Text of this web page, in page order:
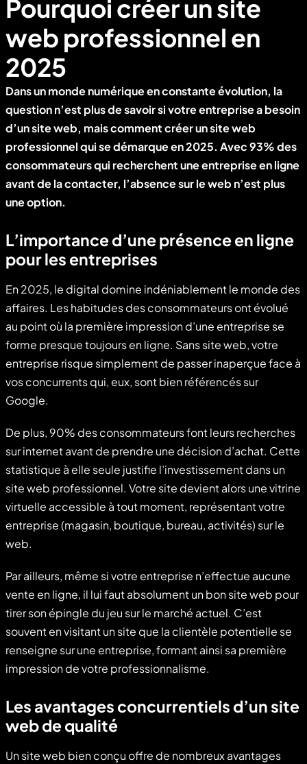
Pourquoi créer un site
web professionnel en
2025
Dans un monde numérique en constante évolution, la
question n’est plus de savoirsivotre entreprise a besoin
d’un site web, maiscommentcréer un site web
professionnel qui se démarque en 2025. Avec 93% des
consommateurs qui recherchent une entreprise en ligne
avant de la contacter, l’absence sur le web n’est plus
une option.
L’importance d’une présence en ligne
pour les entreprises
En 2025, le digital domine indéniablement le monde des
affaires. Les habitudes des consommateurs ont évolué
au point où la première impression d’une entreprise se
forme presque toujours en ligne. Sans site web, votre
entreprise risque simplement de passer inaperçue face à
vos concurrents qui, eux, sont bien référencés sur
Google.
De plus, 90% des consommateurs font leurs recherches
sur internet avant de prendre une décision d’achat. Cette
statistique à elle seule justifie l’investissement dans un
site web professionnel. Votre site devient alors une vitrine
virtuelle accessible à tout moment, représentant votre
entreprise (magasin, boutique, bureau, activités) sur le
web.
Par ailleurs, même si votre entreprise n’effectue aucune
vente en ligne, il lui faut absolument un bon site web pour
tirer son épingle du jeu sur le marché actuel. C’est
souvent en visitant un site que la clientèle potentielle se
renseigne sur une entreprise, formant ainsi sa première
impression de votre professionnalisme.
Les avantages concurrentiels d’un site
web de qualité
Un site web bien conçu offre de nombreux avantages